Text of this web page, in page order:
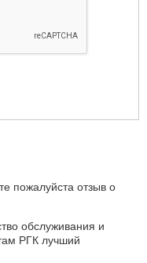
пожалуйста отзыв о
обслуживания и
РГК лучший